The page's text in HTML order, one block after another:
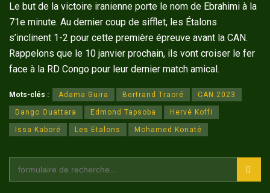
Le but de la victoire iranienne porte le nom de Ebrahimi à la
71e minute. Au dernier coup de sifflet, les Étalons
s’inclinent 1-2 pour cette première épreuve avant la CAN.
Rappelons que le 10 janvier prochain, ils vont croiser le fer
face à la RD Congo pour leur dernier match amical.
Mots-clés : Adama Guira Bertrand Traoré CAN 2023
Dango Ouattara Edmond Tapsoba Hervé Koffi
Issa Kaboré Les Etalons Mohamed Konaté